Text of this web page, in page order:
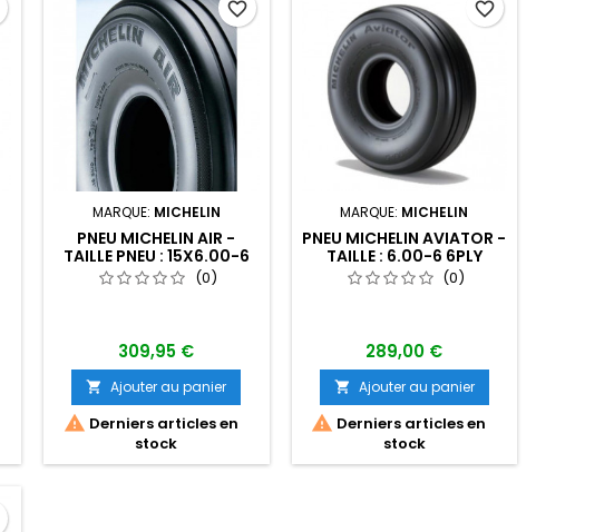
MARQUE: MICHELIN
PNEU MICHELIN AIR -
TAILLE PNEU : 15X6.00-6
6PLY
(0)
309,95 €
 Ajouter au panier
 Derniers articles en
stock
favorite_border
MARQUE: MICHELIN
PNEU MICHELIN AVIATOR -
TAILLE : 6.00-6 6PLY
(0)
289,00 €
 Ajouter au panier
 Derniers articles en
stock
favorite_border